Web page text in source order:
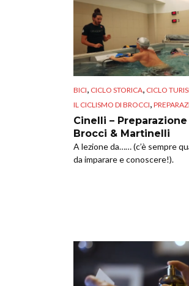
BICI, CICLO STORICA, CICLO
IL CICLISMO DI BROCCI,
Cinelli – Preparazione
Brocci & Martinelli
A lezione da…… (c’è sempre
da imparare e conoscere!).